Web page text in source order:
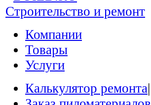
Строительство и ремонт
Компании
Товары
Услуги
Калькулятор ремонта|